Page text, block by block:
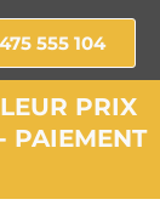
555 104
PRIX
PAIEMENT